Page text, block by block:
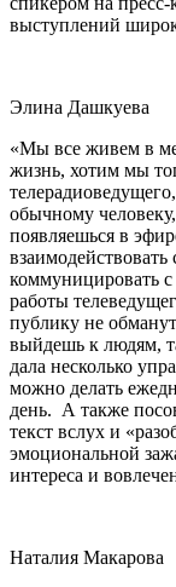
выступлений
Элина Дашкуева
«Мы все живем в
жизнь, хотим мы
обычному
появляешься в
коммуницировать
работы
публику не
выйдешь к людям,
дала несколько
можно делать
день. А также
текст вслух и
эмоциональной
интереса и
Наталия Макарова